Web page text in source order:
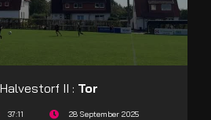
II : Tor
37:11 28 September 2025